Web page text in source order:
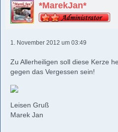
*MarekJan*
1. November 2012 um 03:49
Zu Allerheiligen soll diese Kerze
gegen das Vergessen sein!
Leisen Gruß
Marek Jan